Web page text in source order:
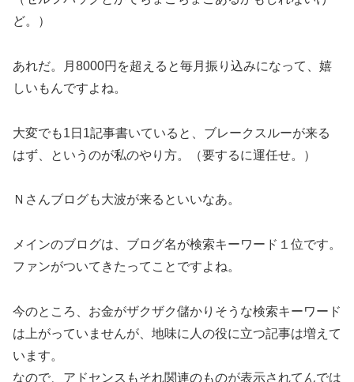
ど。）
あれだ。月8000円を超えると毎月振り込みになって、嬉
しいもんですよね。
大変でも1日1記事書いていると、ブレークスルーが来る
はず、というのが私のやり方。（要するに運任せ。）
Ｎさんブログも大波が来るといいなあ。
メインのブログは、ブログ名が検索キーワード１位です。
ファンがついてきたってことですよね。
今のところ、お金がザクザク儲かりそうな検索キーワード
は上がっていませんが、地味に人の役に立つ記事は増えて
います。
なので、アドセンスもそれ関連のものが表示されてんでは